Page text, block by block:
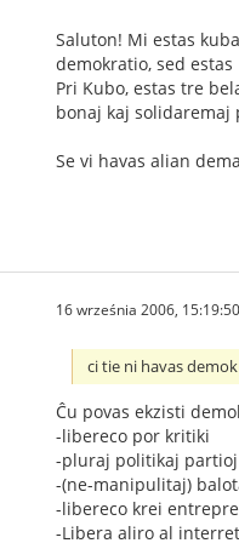
Saluton! Mi estas
demokratio, sed
Pri Kubo, estas tre
bonaj kaj solidaremaj
Se vi havas alian
16 września 2006, 15:19:50
ci tie ni havas
Ĉu povas ekzisti
-libereco por kritiki
-pluraj politikaj partioj
-(ne-manipulitaj)
-libereco krei
-Libera aliro al